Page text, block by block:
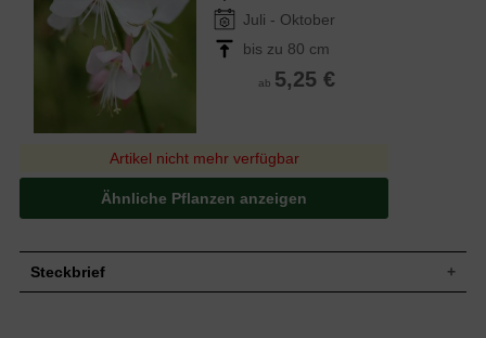
Juli - Oktober
bis zu 80 cm
ab 5,25 €
Artikel nicht mehr verfügbar
Ähnliche Pflanzen anzeigen
Steckbrief